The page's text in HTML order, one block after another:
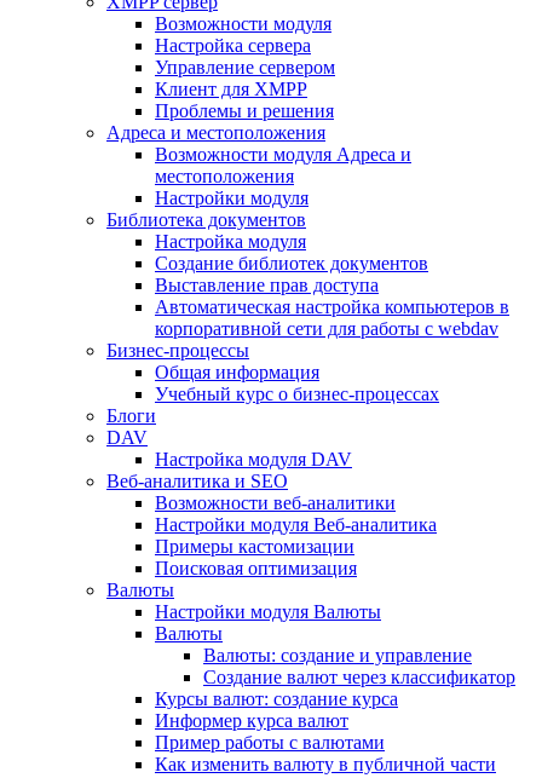
Возможности модуля
Настройка сервера
Управление сервером
Клиент для XMPP
Проблемы и решения
Адреса и местоположения
Возможности модуля Адреса и
местоположения
Настройки модуля
Библиотека документов
Настройка модуля
Создание библиотек документов
Выставление прав доступа
Автоматическая настройка компьютеров в
корпоративной сети для работы с webdav
Бизнес-процессы
Общая информация
Учебный курс о бизнес-процессах
Блоги
DAV
Настройка модуля DAV
Веб-аналитика и SEO
Возможности веб-аналитики
Настройки модуля Веб-аналитика
Примеры кастомизации
Поисковая оптимизация
Валюты
Настройки модуля Валюты
Валюты
Валюты: создание и управление
Создание валют через классификатор
Курсы валют: создание курса
Информер курса валют
Пример работы с валютами
Как изменить валюту в публичной части